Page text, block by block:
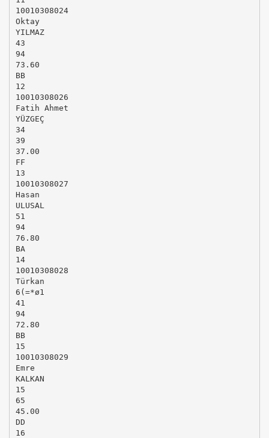
10010308024
Oktay
YILMAZ
43
94
73.60
BB
12
10010308026
Fatih Ahmet
YÜZGEÇ
34
39
37.00
FF
13
10010308027
Hasan
ULUSAL
51
94
76.80
BA
14
10010308028
Türkan
6(=*ø1
41
94
72.80
BB
15
10010308029
Emre
KALKAN
15
65
45.00
DD
16